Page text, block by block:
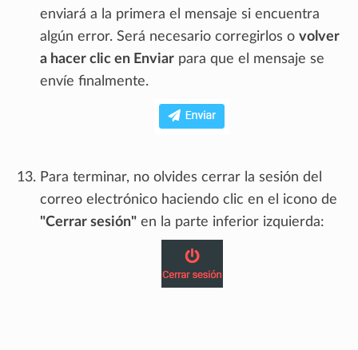
enviará a la primera el mensaje si encuentra
algún error. Será necesario corregirlos o volver
a hacer clic en Enviar para que el mensaje se
envíe finalmente.
Para terminar, no olvides cerrar la sesión del
correo electrónico haciendo clic en el icono de
"Cerrar sesión" en la parte inferior izquierda: